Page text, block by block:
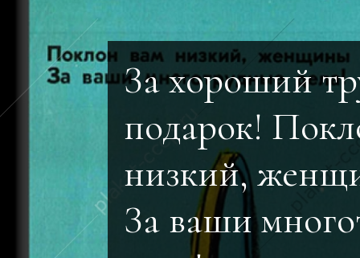
За хороший
подарок!
низкий,
За ваши